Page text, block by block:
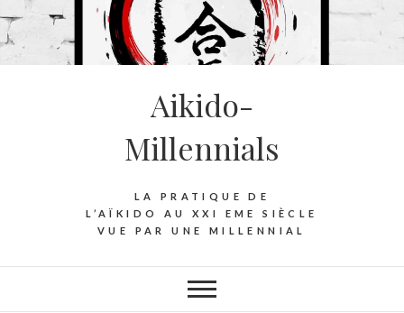
Aikido-
Millennials
LA PRATIQUE DE
L’AÏKIDO AU XXI EME SIÈCLE
VUE PAR UNE MILLENNIAL